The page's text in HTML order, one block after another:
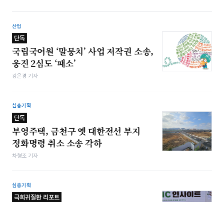
산업
단독
국립국어원 ‘말뭉치’ 사업 저작권 소송,
웅진 2심도 ‘패소’
강은경 기자
심층기획
단독
부영주택, 금천구 옛 대한전선 부지
정화명령 취소 소송 각하
차형조 기자
심층기획
극희귀질환 리포트